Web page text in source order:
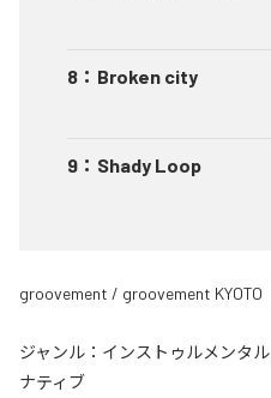
8 ： Broken city
9 ： Shady Loop
groovement / groovement KYOTO
ジャンル： インストゥルメンタル
ナティブ